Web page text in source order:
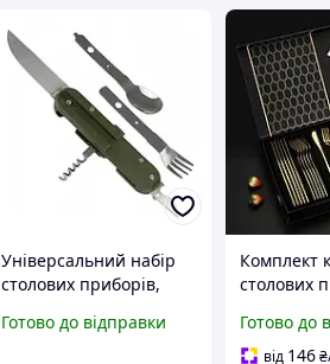
Універсальний набір
столових приборів,
Traveler, столове
Готово до відправки
Комплект
столових
приладдя
cutlery
Готово до
від 146₴